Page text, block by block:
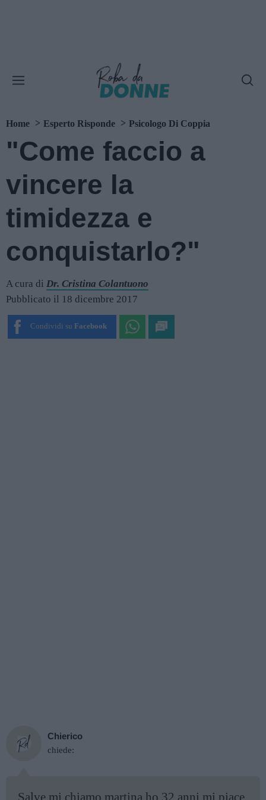
Home Esperto Risponde Psicologo Di Coppia
"Come faccio a
vincere la
timidezza e
conquistarlo?"
A cura di Dr. Cristina Colantuono
Pubblicato il 18 dicembre 2017
Condividi su Facebook
Chierico
chiede:
Salve mi chiamo martina ho 32 anni mi piace